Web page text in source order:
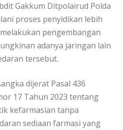
Gakkum Ditpolairud Polda
proses penyidikan lebih
pengembangan
adanya jaringan lain
tersebut.
dijerat Pasal 436
17 Tahun 2023 tentang
kefarmasian tanpa
sediaan farmasi yang